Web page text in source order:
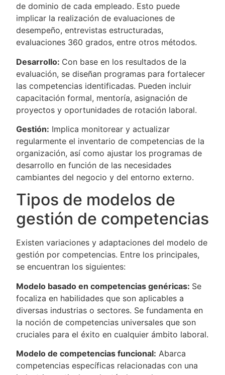
de dominio de cada empleado. Esto puede
implicar la realización de evaluaciones de
desempeño, entrevistas estructuradas,
evaluaciones 360 grados, entre otros métodos.
Desarrollo: Con base en los resultados de la
evaluación, se diseñan programas para fortalecer
las competencias identificadas. Pueden incluir
capacitación formal, mentoría, asignación de
proyectos y oportunidades de rotación laboral.
Gestión: Implica monitorear y actualizar
regularmente el inventario de competencias de la
organización, así como ajustar los programas de
desarrollo en función de las necesidades
cambiantes del negocio y del entorno externo.
Tipos de modelos de
gestión de competencias
Existen variaciones y adaptaciones del modelo de
gestión por competencias. Entre los principales,
se encuentran los siguientes:
Modelo basado en competencias genéricas: Se
focaliza en habilidades que son aplicables a
diversas industrias o sectores. Se fundamenta en
la noción de competencias universales que son
cruciales para el éxito en cualquier ámbito laboral.
Modelo de competencias funcional: Abarca
competencias específicas relacionadas con una